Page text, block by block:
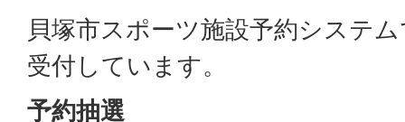
貝塚市スポーツ施設予約システ
受付しています。
予約抽選